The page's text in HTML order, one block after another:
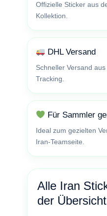
Offizielle Sticker aus
Kollektion.
DHL Versand
Schneller Versand
Tracking.
Für Sammler
Ideal zum gezielten
Iran-Teamseite.
Alle Iran
der Übersicht